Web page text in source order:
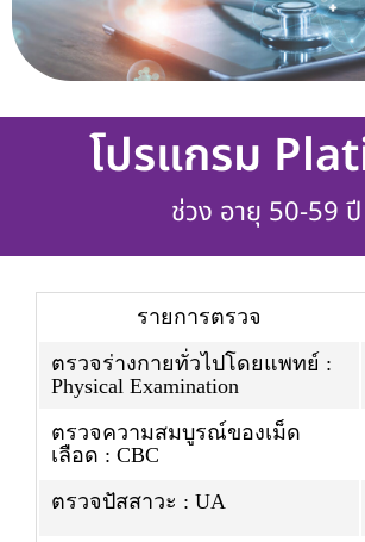
โปรแกรม
ช่วง อายุ 50-59 ปี
รายการตรวจ
ตรวจร่างกายทั่วไปโดยแพทย์ :
Physical Examination
ตรวจความสมบูรณ์ของเม็ด
เลือด : CBC
ตรวจปัสสาวะ : UA